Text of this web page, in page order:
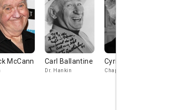
McCann Carl Ballantine
Dr. Hankin
Cyril Delevanti
Chaplain